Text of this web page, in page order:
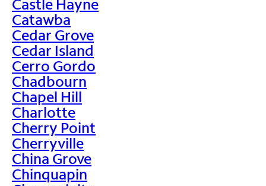
Castle Hayne
Catawba
Cedar Grove
Cedar Island
Cerro Gordo
Chadbourn
Chapel Hill
Charlotte
Cherry Point
Cherryville
China Grove
Chinquapin